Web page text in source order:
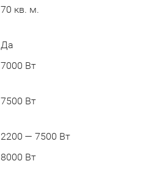
70 кв. м.
Да
7000 Вт
7500 Вт
2200 — 7500 Вт
8000 Вт